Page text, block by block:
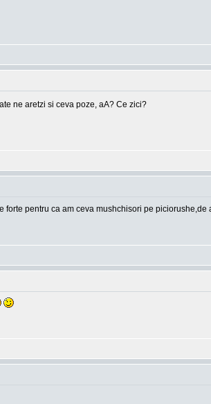
ne aretzi si ceva poze, aA? Ce zici?
pentru ca am ceva mushchisori pe piciorushe,de